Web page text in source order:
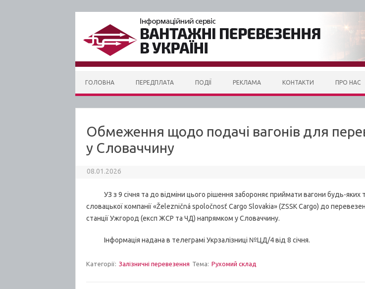
ГОЛОВНА ПЕРЕДПЛАТА ПОДІЇ РЕКЛАМА КОНТАКТИ ПРО НАС
Обмеження щодо подачі вагонів для
у Словаччину
08.01.2026
УЗ з 9 січня та до відміни цього рішення забороняє приймати вагони будь-яких
словацької компанії «Železničná spoločnosť Cargo Slovakia» (ZSSK Cargo) до
станції Ужгород (експ ЖСР та ЧД) напрямком у Словаччину.
Інформація надана в телеграмі Укрзалізниці №ЦД/4 від 8 січня.
Категорії: Залізничні перевезення Тема: Рухомий склад